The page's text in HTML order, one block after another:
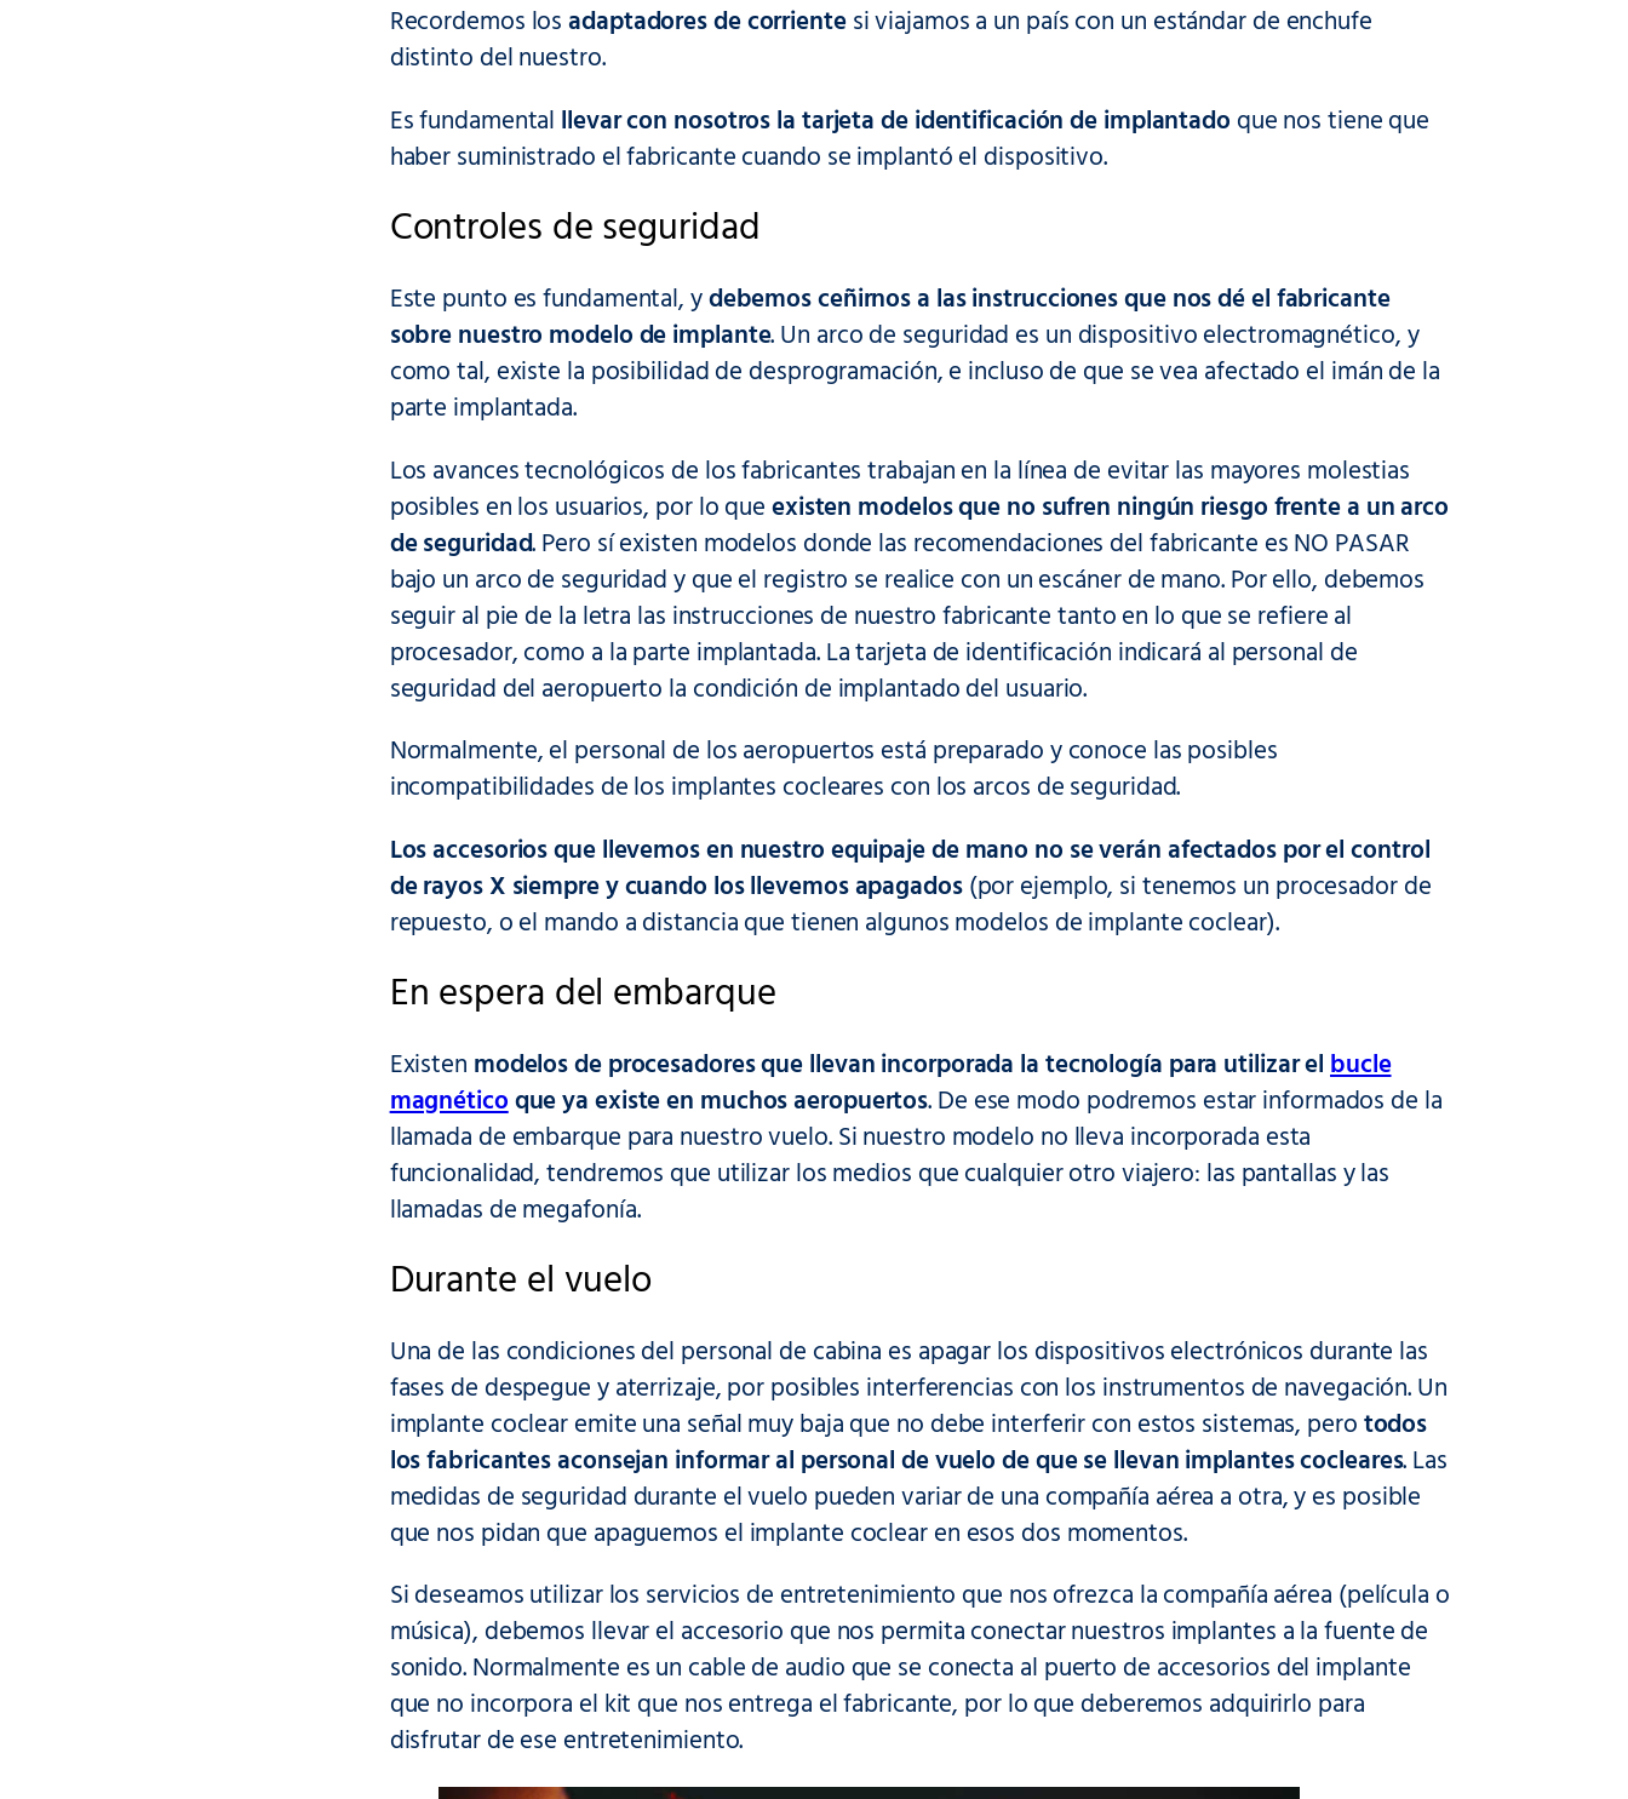
Recordemos losadaptadores de corrientesi viajamos a un país con un estándar de enchufe
distinto del nuestro.
Es fundamental llevar con nosotros la tarjeta de identificación de implantado que nos tiene que
haber suministrado el fabricante cuando se implantó el dispositivo.
Controles de seguridad
Este punto es fundamental, ydebemos ceñirnos a las instrucciones que nos dé el fabricante
sobre nuestro modelo de implante. Un arco de seguridad es un dispositivo electromagnético, y
como tal, existe la posibilidad de desprogramación, e incluso de que se vea afectado el imán de la
parte implantada.
Los avances tecnológicos de los fabricantes trabajan en la línea de evitar las mayores molestias
posibles en los usuarios, por lo queexisten modelos que no sufren ningún riesgo frente a un arco
de seguridad. Pero sí existen modelos donde las recomendaciones del fabricante es NO PASAR
bajo un arco de seguridad y que el registro se realice con un escáner de mano. Por ello, debemos
seguir al pie de la letra las instrucciones de nuestro fabricante tanto en lo que se refiere al
procesador, como a la parte implantada. La tarjeta de identificación indicará al personal de
seguridad del aeropuerto la condición de implantado del usuario.
Normalmente, el personal de los aeropuertos está preparado y conoce las posibles
incompatibilidades de los implantes cocleares con los arcos de seguridad.
Los accesorios que llevemos en nuestro equipaje de mano no se verán afectados por el control
de rayos X siempre y cuando los llevemos apagados(por ejemplo, si tenemos un procesador de
repuesto, o el mando a distancia que tienen algunos modelos de implante coclear).
En espera del embarque
Existen modelos de procesadores que llevan incorporada la tecnología para utilizar elbucle
magnéticoque ya existe en muchos aeropuertos. De ese modo podremos estar informados de la
llamada de embarque para nuestro vuelo. Si nuestro modelo no lleva incorporada esta
funcionalidad, tendremos que utilizar los medios que cualquier otro viajero: las pantallas y las
llamadas de megafonía.
Durante el vuelo
Una de las condiciones del personal de cabina es apagar los dispositivos electrónicos durante las
fases de despegue y aterrizaje, por posibles interferencias con los instrumentos de navegación. Un
implante coclear emite una señal muy baja que no debe interferir con estos sistemas, perotodos
los fabricantes aconsejan informar al personal de vuelo de que se llevan implantes cocleares. Las
medidas de seguridad durante el vuelo pueden variar de una compañía aérea a otra, y es posible
que nos pidan que apaguemos el implante coclear en esos dos momentos.
Si deseamos utilizar los servicios de entretenimiento que nos ofrezca la compañía aérea (película o
música), debemos llevar el accesorio que nos permita conectar nuestros implantes a la fuente de
sonido. Normalmente es un cable de audio que se conecta al puerto de accesorios del implante
que no incorpora el kit que nos entrega el fabricante, por lo que deberemos adquirirlo para
disfrutar de ese entretenimiento.